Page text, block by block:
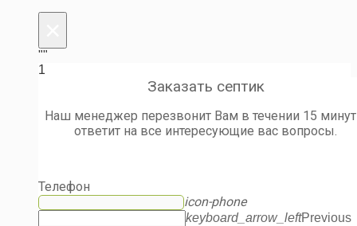
""
1
Заказать септик
Наш менеджер перезвонит Вам в течении 15
ответит на все интересующие вас вопросы.
Телефон
icon-phone
keyboard_arrow_leftPrevious